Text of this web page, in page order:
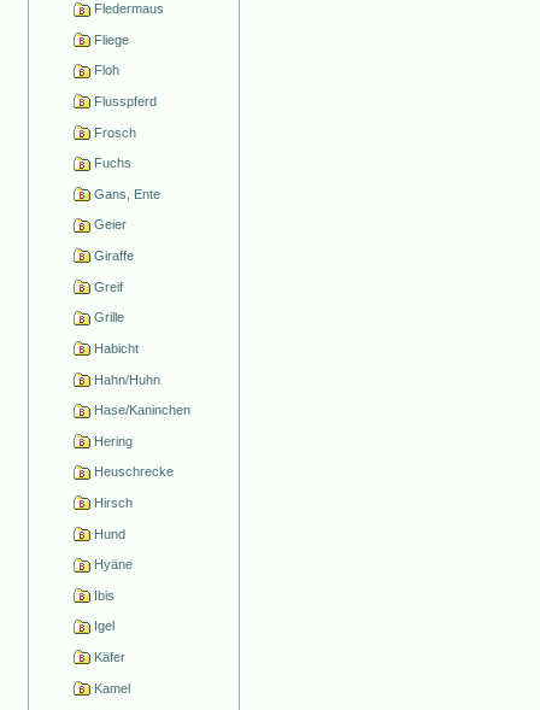
Fledermaus
Fliege
Floh
Flusspferd
Frosch
Fuchs
Gans, Ente
Geier
Giraffe
Greif
Grille
Habicht
Hahn/Huhn
Hase/Kaninchen
Hering
Heuschrecke
Hirsch
Hund
Hyäne
Ibis
Igel
Käfer
Kamel